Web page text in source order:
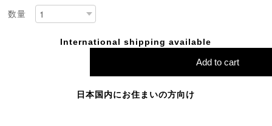
数量
International shipping available
Add to cart
日本国内にお住まいの方向け